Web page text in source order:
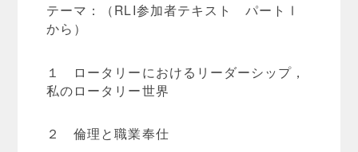
テーマ：（RLI参加者テキスト パートⅠ
から）
１ ロータリーにおけるリーダーシップ，
私のロータリー世界
２ 倫理と職業奉仕